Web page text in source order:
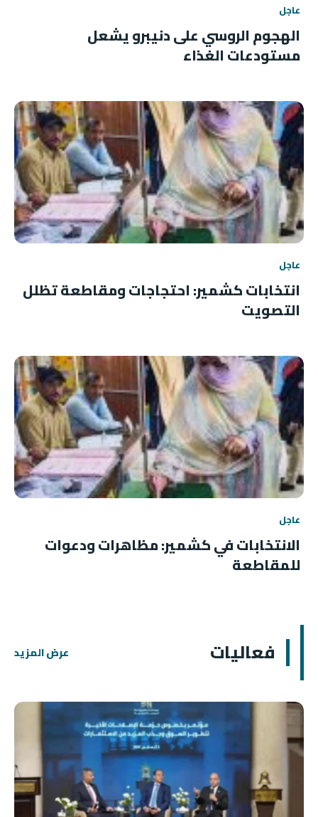
عاجل
الهجوم الروسي على دنيبرو يشعل
مستودعات الغذاء
عاجل
انتخابات كشمير: احتجاجات ومقاطعة تظلل
التصويت
عاجل
الانتخابات في كشمير: مظاهرات ودعوات
للمقاطعة
فعاليات عرض المزيد